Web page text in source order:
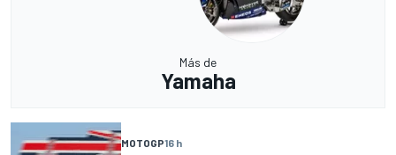
Más de
Yamaha
MOTOGP16 h